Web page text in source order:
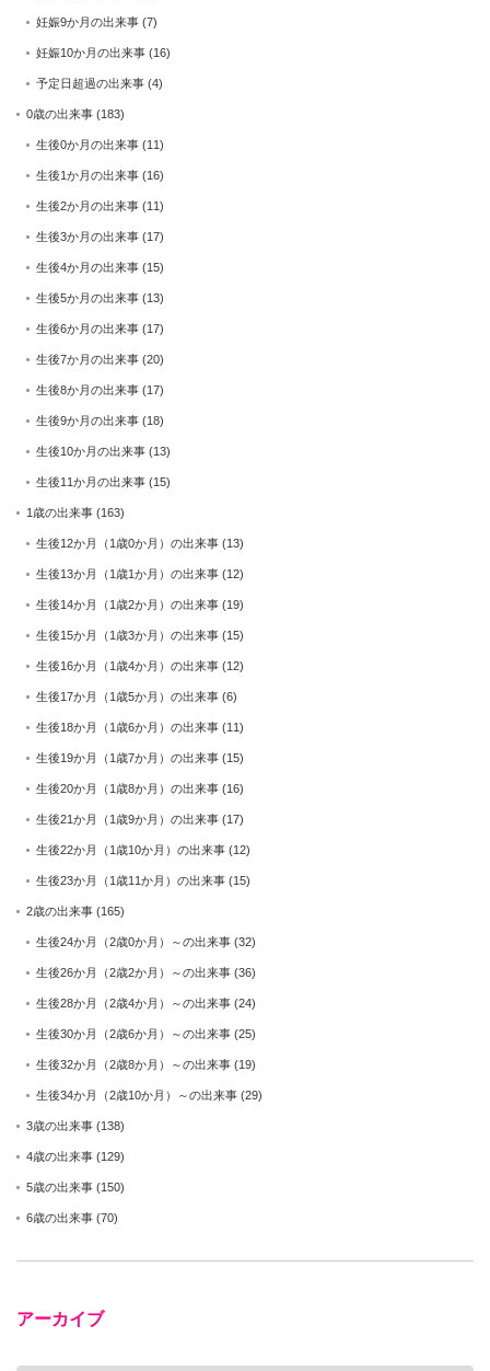
妊娠9か月の出来事 (7)
妊娠10か月の出来事 (16)
予定日超過の出来事 (4)
0歳の出来事 (183)
生後0か月の出来事 (11)
生後1か月の出来事 (16)
生後2か月の出来事 (11)
生後3か月の出来事 (17)
生後4か月の出来事 (15)
生後5か月の出来事 (13)
生後6か月の出来事 (17)
生後7か月の出来事 (20)
生後8か月の出来事 (17)
生後9か月の出来事 (18)
生後10か月の出来事 (13)
生後11か月の出来事 (15)
1歳の出来事 (163)
生後12か月（1歳0か月）の出来事 (13)
生後13か月（1歳1か月）の出来事 (12)
生後14か月（1歳2か月）の出来事 (19)
生後15か月（1歳3か月）の出来事 (15)
生後16か月（1歳4か月）の出来事 (12)
生後17か月（1歳5か月）の出来事 (6)
生後18か月（1歳6か月）の出来事 (11)
生後19か月（1歳7か月）の出来事 (15)
生後20か月（1歳8か月）の出来事 (16)
生後21か月（1歳9か月）の出来事 (17)
生後22か月（1歳10か月）の出来事 (12)
生後23か月（1歳11か月）の出来事 (15)
2歳の出来事 (165)
生後24か月（2歳0か月）～の出来事 (32)
生後26か月（2歳2か月）～の出来事 (36)
生後28か月（2歳4か月）～の出来事 (24)
生後30か月（2歳6か月）～の出来事 (25)
生後32か月（2歳8か月）～の出来事 (19)
生後34か月（2歳10か月）～の出来事 (29)
3歳の出来事 (138)
4歳の出来事 (129)
5歳の出来事 (150)
6歳の出来事 (70)
アーカイブ